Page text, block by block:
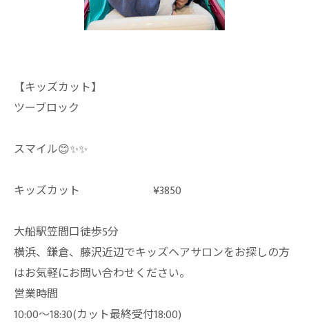
【キッズカット】
ツーブロック
スマイル😊✨✨
キッズカット ¥3850
大船駅笠間口徒歩5分
横浜、鎌倉、藤沢近辺でキッズヘアサロンをお探しの方
はお気軽にお問い合わせください。
営業時間
10:00〜18:30(カット最終受付18:00)